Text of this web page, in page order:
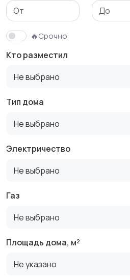
Гаражи и
машиноместа
🔥Срочно
Кто разместил
Не выбрано
Тип дома
Не выбрано
Электричество
Не выбрано
Газ
Не выбрано
Площадь дома, м²
Не указано